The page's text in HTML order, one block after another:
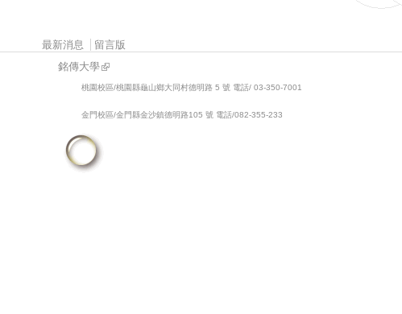
最新消息
留言版
銘傳大學
桃園校區/桃園縣龜山鄉大同村德明路 5 號 電話/ 03-350-7001
金門校區/金門縣金沙鎮德明路105 號 電話/082-355-233